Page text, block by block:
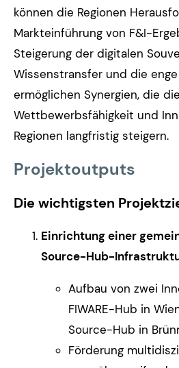
können die Regionen
Markteinführung von F&I-
Steigerung der digitalen
Wissenstransfer und die
ermöglichen Synergien, die die
Wettbewerbsfähigkeit und
Regionen langfristig steigern.
Projektoutputs
Die wichtigsten
Einrichtung einer
Source-Hub-
Aufbau von zwei
FIWARE-Hub in
Source-Hub in
Förderung